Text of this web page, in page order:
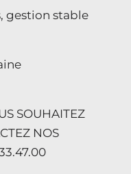
gestion stable
SOUHAITEZ
NOS